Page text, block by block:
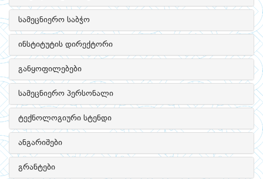
სამეცნიერო საბჭო
ინსტიტუტის დირექტორი
განყოფილებები
სამეცნიერო პერსონალი
ტექნოლოგიური სტენდი
ანგარიშები
გრანტები